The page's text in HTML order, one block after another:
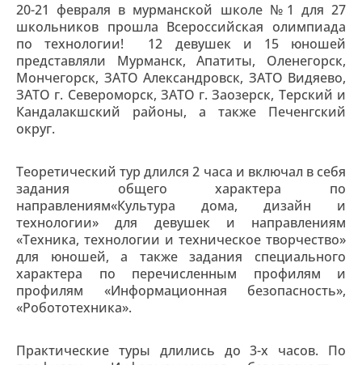
20-21 февраля в мурманской школе №1 для 27
школьников прошла Всероссийская олимпиада
по технологии! 12 девушек и 15 юношей
представляли Мурманск, Апатиты, Оленегорск,
Мончегорск, ЗАТО Александровск, ЗАТО Видяево,
ЗАТО г. Североморск, ЗАТО г. Заозерск, Терский и
Кандалакшский районы, а также Печенгский
округ.
Теоретический тур длился 2 часа и включал в себя
задания общего характера по
направлениям«Культура дома, дизайн и
технологии» для девушек и направлениям
«Техника, технологии и техническое творчество»
для юношей, а также задания специального
характера по перечисленным профилям и
профилям «Информационная безопасность»,
«Робототехника».
Практические туры длились до 3-х часов. По